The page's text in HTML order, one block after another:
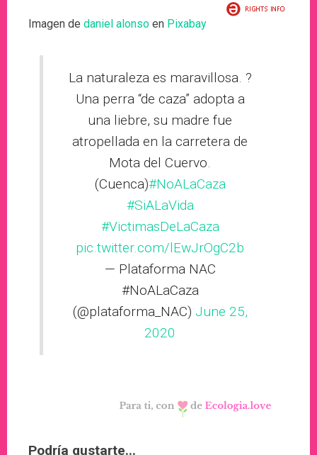
Imagen de daniel alonso en Pixabay
La naturaleza es maravillosa. ?
Una perra “de caza” adopta a
una liebre, su madre fue
atropellada en la carretera de
Mota del Cuervo.
(Cuenca)#NoALaCaza
#SiALaVida
#VictimasDeLaCaza
pic.twitter.com/lEwJrOgC2b
— Plataforma NAC
#NoALaCaza
(@plataforma_NAC) June 25,
2020
Podría gustarte...